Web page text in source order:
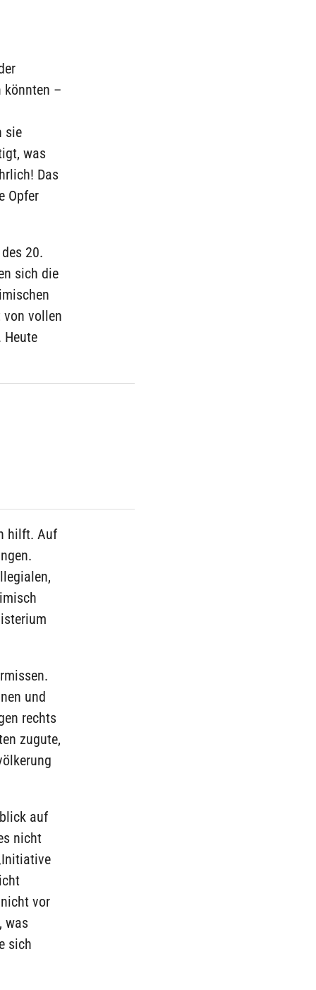
könnten –
sie
was
Das
Opfer
20.
sich die
von vollen
Heute
hilft. Auf
und
rechts
zugute,
auf
nicht
vor
was
sich